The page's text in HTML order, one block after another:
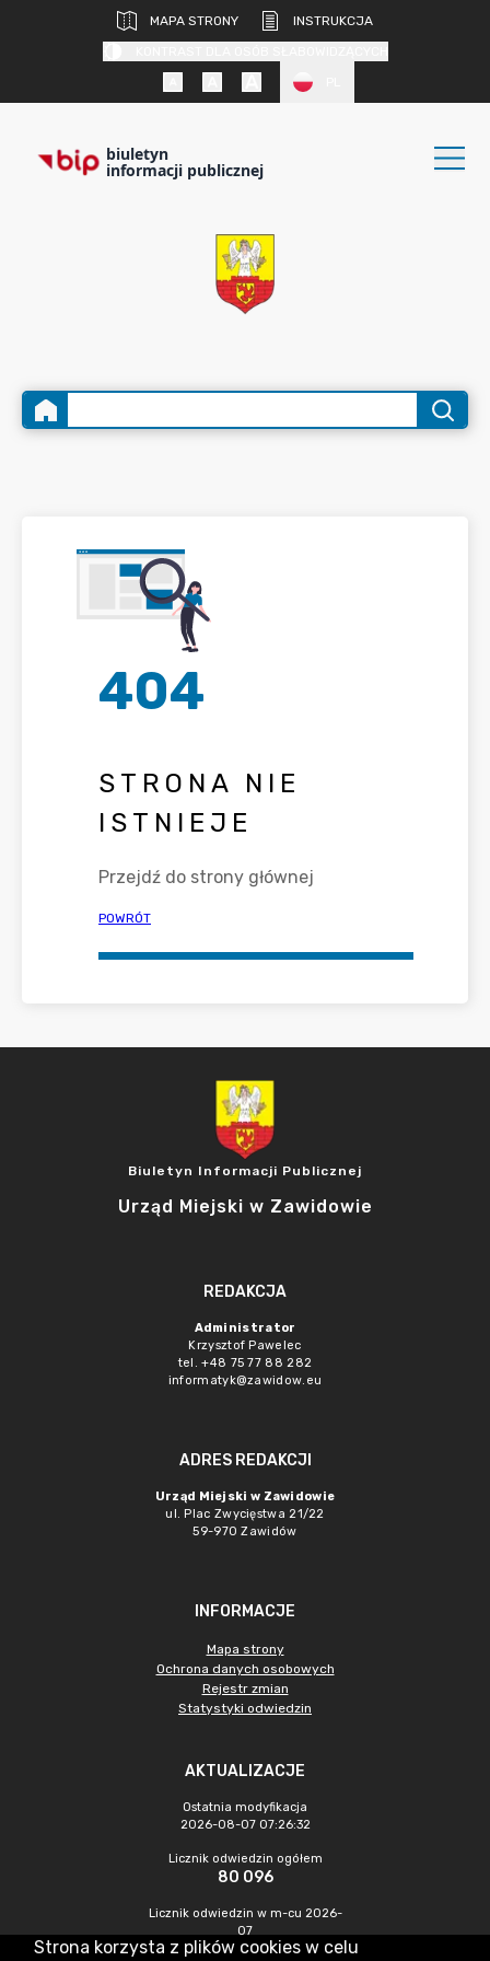
MAPA STRONY
INSTRUKCJA
biuletyn
informacji publicznej
404
STRONA NIE
ISTNIEJE
Przejdź do strony głównej
POWRÓT
Biuletyn Informacji Publicznej
Urząd Miejski w Zawidowie
REDAKCJA
Administrator
Krzysztof Pawelec
tel. +48 75 77 88 282
informatyk@zawidow.eu
ADRES REDAKCJI
Urząd Miejski w Zawidowie
ul. Plac Zwycięstwa 21/22
59-970 Zawidów
INFORMACJE
Mapa strony
Ochrona danych osobowych
Rejestr zmian
Statystyki odwiedzin
AKTUALIZACJE
Ostatnia modyfikacja
2026-08-07 07:26:32
Licznik odwiedzin ogółem
80 096
Licznik odwiedzin w m-cu 2026-
07
214
Strona korzysta z plików cookies w celu